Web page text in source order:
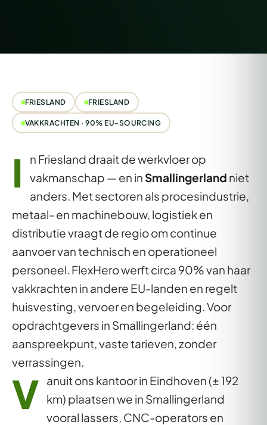
FRIESLAND FRIESLAND
VAKKRACHTEN · 90% EU-SOURCING
I
n Friesland draait de werkvloer op
vakmanschap — en in Smallingerland niet
anders. Met sectoren als procesindustrie,
metaal- en machinebouw, logistiek en
distributie vraagt de regio om continue
aanvoer van technisch en operationeel
personeel. FlexHero werft circa 90% van haar
vakkrachten in andere EU-landen en regelt
huisvesting, vervoer en begeleiding. Voor
opdrachtgevers in Smallingerland: één
aanspreekpunt, vaste tarieven, zonder
verrassingen.
V anuit ons kantoor in Eindhoven (± 192
km) plaatsen we in Smallingerland
vooral lassers, CNC-operators en